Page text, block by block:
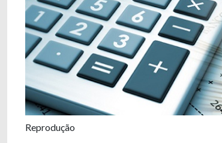
Reprodução